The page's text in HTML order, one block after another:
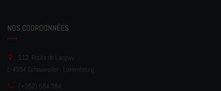
NOS COORDONNÉES
113, Route de Longwy
L-4994 Schouweiler - Luxembourg
(+352) 584 384